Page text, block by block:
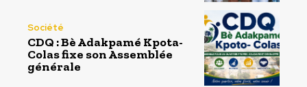
Société
CDQ : Bè Adakpamé Kpota-
Colas fixe son Assemblée
générale